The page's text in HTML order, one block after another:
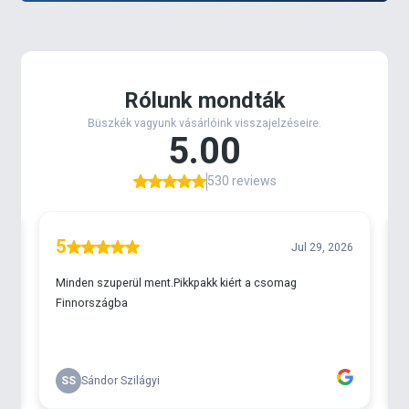
erős copolymer horgászzsinór, ami kiválóan süllyed
szakítószilárdságjellemzi.